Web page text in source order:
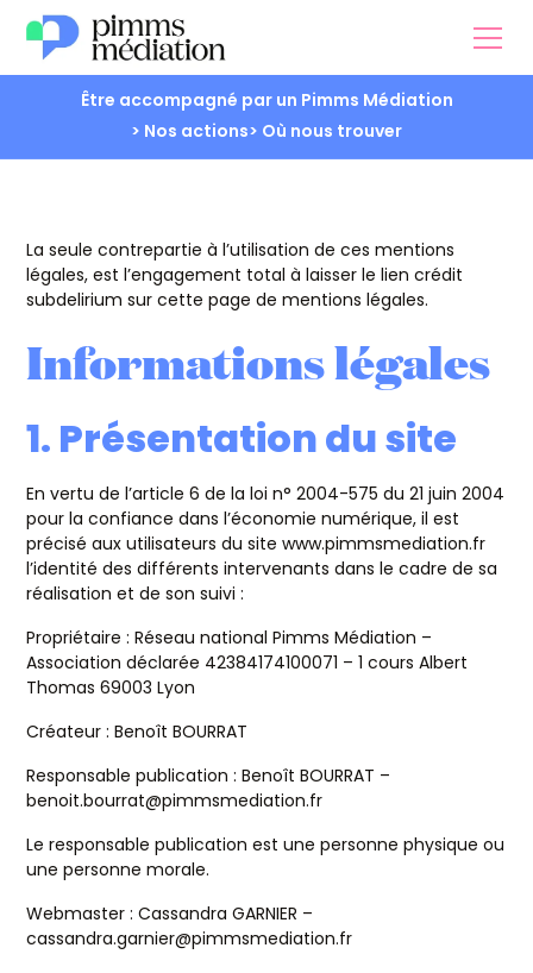
Être accompagné par un Pimms Médiation
> Nos actions> Où nous trouver
La seule contrepartie à l’utilisation de ces mentions
légales, est l’engagement total à laisser le lien crédit
subdelirium sur cette page de mentions légales.
Informations légales
1. Présentation du site
En vertu de l’article 6 de la loi n° 2004-575 du 21 juin 2004
pour la confiance dans l’économie numérique, il est
précisé aux utilisateurs du site www.pimmsmediation.fr
l’identité des différents intervenants dans le cadre de sa
réalisation et de son suivi :
Propriétaire : Réseau national Pimms Médiation –
Association déclarée 42384174100071 – 1 cours Albert
Thomas 69003 Lyon
Créateur : Benoît BOURRAT
Responsable publication : Benoît BOURRAT –
benoit.bourrat@pimmsmediation.fr
Le responsable publication est une personne physique ou
une personne morale.
Webmaster : Cassandra GARNIER –
cassandra.garnier@pimmsmediation.fr